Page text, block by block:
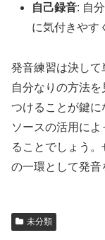
自己録音: 自
に気付きやす
発音練習は決して
自分なりの方法
つけることが鍵に
ソースの活用に
ることでしょう
の一環として発音
未分類